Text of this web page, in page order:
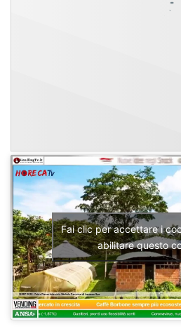
Fai clic per accettare i
abilitare questo